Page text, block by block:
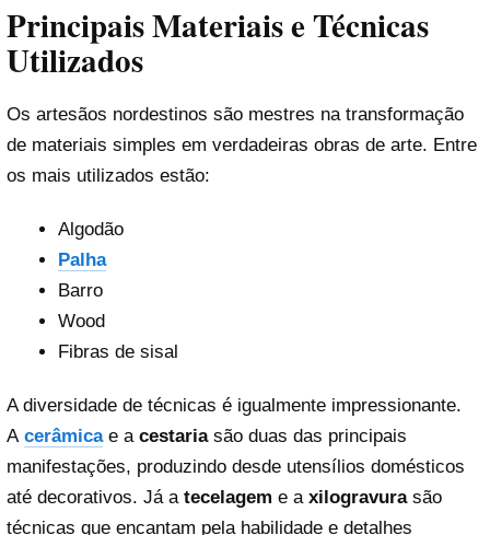
Principais Materiais e Técnicas
Utilizados
Os artesãos nordestinos são mestres na transformação
de materiais simples em verdadeiras obras de arte. Entre
os mais utilizados estão:
Algodão
Palha
Barro
Wood
Fibras de sisal
A diversidade de técnicas é igualmente impressionante.
A cerâmicae a cestariasão duas das principais
manifestações, produzindo desde utensílios domésticos
até decorativos. Já a tecelagem e a xilogravurasão
técnicas que encantam pela habilidade e detalhes